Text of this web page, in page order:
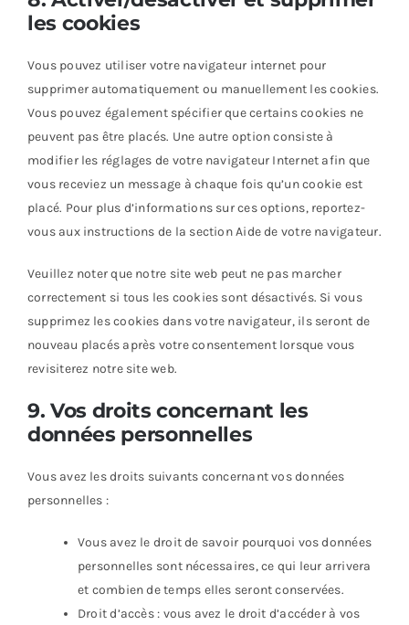
les cookies
Vous pouvez utiliser votre navigateur internet pour
supprimer automatiquement ou manuellement les cookies.
Vous pouvez également spécifier que certains cookies ne
peuvent pas être placés. Une autre option consiste à
modifier les réglages de votre navigateur Internet afin que
vous receviez un message à chaque fois qu’un cookie est
placé. Pour plus d’informations sur ces options, reportez-
vous aux instructions de la section Aide de votre navigateur.
Veuillez noter que notre site web peut ne pas marcher
correctement si tous les cookies sont désactivés. Si vous
supprimez les cookies dans votre navigateur, ils seront de
nouveau placés après votre consentement lorsque vous
revisiterez notre site web.
9. Vos droits concernant les
données personnelles
Vous avez les droits suivants concernant vos données
personnelles :
Vous avez le droit de savoir pourquoi vos données
personnelles sont nécessaires, ce qui leur arrivera
et combien de temps elles seront conservées.
Droit d’accès : vous avez le droit d’accéder à vos